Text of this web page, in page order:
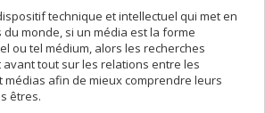
technique et intellectuel qui met en
monde, si un média est la forme
ou tel médium, alors les recherches
tout sur les relations entre les
afin de mieux comprendre leurs
êtres.